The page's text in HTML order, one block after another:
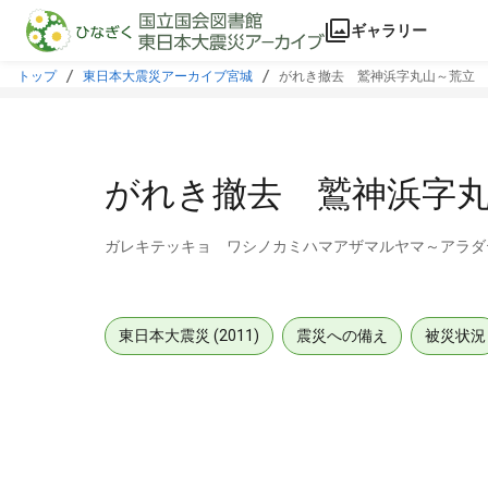
本文に飛ぶ
ギャラリー
トップ 東日本大震災アーカイブ宮城 がれき撤去 鷲神浜字丸山～荒立
がれき撤去 鷲神浜字
ガレキテッキョ ワシノカミハマアザマルヤマ～アラダ
東日本大震災 (2011) 震災への備え 被災状況